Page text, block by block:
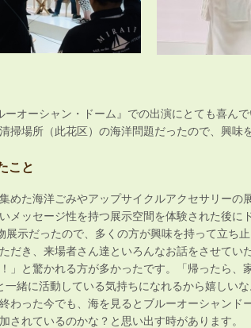
ーオーシャン・ドーム』での出演にとても喜ん
掃場所（此花区）の海洋問題だったので、興味
こと
めた海洋ごみやアップサイクルアクセサリーの
メッセージ性を持つ展示空間を体験された後に
展示だったので、多くの方が興味を持って立ち
だき、来場者さん達といろんなお話をさせてい
」と驚かれる方が多かったです。「帰ったら、
緒に活動している気持ちになれるから嬉しい
わった今でも、海を見るとブルーオーシャンド
されているのかな？と思い出す時があります。